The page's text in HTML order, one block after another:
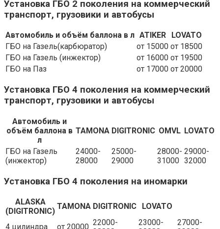
Установка ГБО 2 поколения на коммерческий
транспорт, грузовики и автобусы
Автомобиль и объём баллона в л ATIKER
LOVATO
ГБО на Газель(карбюратор)
от 15000 от 18500
ГБО на Газель (инжектор)
от 16000 от 19500
ГБО на Паз
от 17000 от 20000
Установка ГБО 4 поколения на коммерческий
транспорт, грузовики и автобусы
Автомобиль и
объём баллона в
л
TAMONA DIGITRONIC OMVL LOVATO
ГБО на Газель
(инжектор)
24000-
28000
25000-
29000
28000-
31000
29000-
32000
Установка ГБО 4 поколения на иномарки
ALASKA
(DIGITRONIC)
TAMONA DIGITRONIC LOVATO
4 цилиндра от 20000 22000-
23000-
27000-